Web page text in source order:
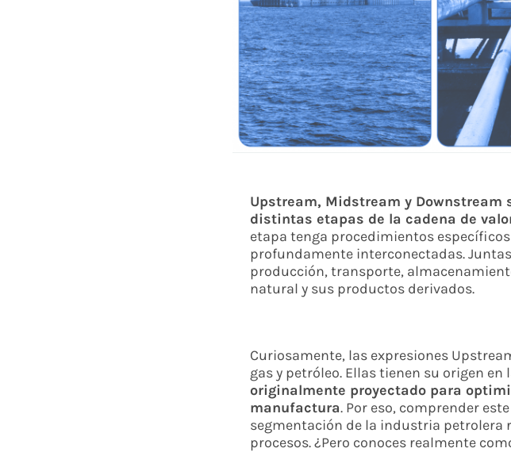
Upstream, Midstream y
distintas etapas de la cadena de
etapa tenga procedimientos
profundamente interconectadas.
producción, transporte,
natural y sus productos derivados.
Curiosamente, las expresiones
gas y petróleo. Ellas tienen su origen en
originalmente proyectado para
manufactura. Por eso, comprender
segmentación de la industria petrolera
procesos. ¿Pero conoces realmente